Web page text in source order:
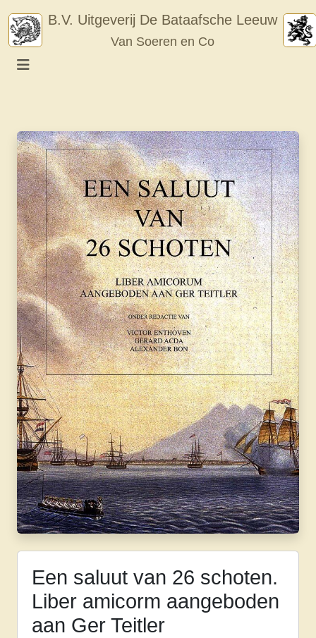
content
B.V. Uitgeverij De Bataafsche Leeuw
Van Soeren en Co
Een saluut van 26 schoten.
Liber amicorm aangeboden
aan Ger Teitler